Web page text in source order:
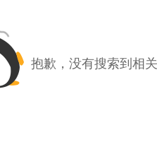
抱歉，没有搜索到相